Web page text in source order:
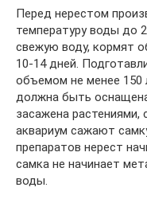
Перед нерестом
температуру воды до
свежую воду, кормят
10-14 дней.
объемом не менее 150
должна быть
засажена
аквариум сажают
препаратов нерест
самка не начинает
воды.